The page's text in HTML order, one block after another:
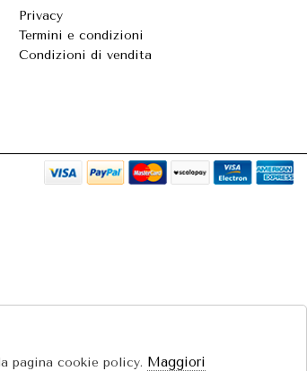
Privacy
Termini e condizioni
Condizioni di vendita
pagina cookie policy. Maggiori